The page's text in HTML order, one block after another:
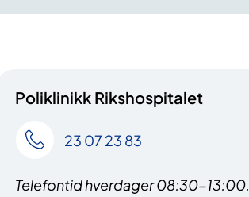
Poliklinikk Rikshospitalet
23 07 23 83
Telefontid hverdager 08:30-13:00.